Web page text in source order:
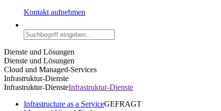
Kontakt aufnehmen
Dienste und Lösungen
Dienste und Lösungen
Cloud und Managed-Services
Infrastruktur-Dienste
Infrastruktur-DiensteInfrastruktur-Dienste
Infrastructure as a ServiceGEFRAGT